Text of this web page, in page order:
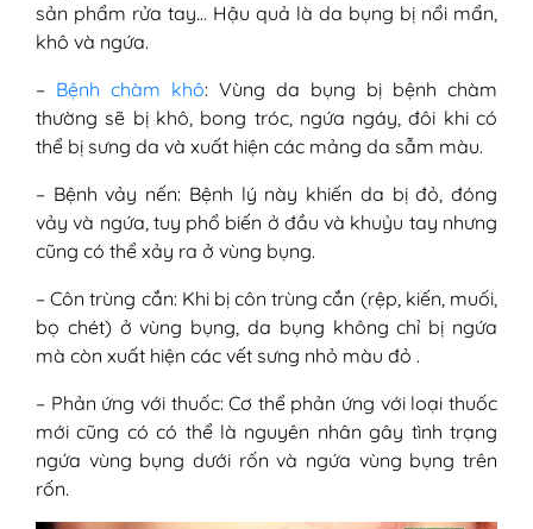
sản phẩm rửa tay… Hậu quả là da bụng bị nổi mẩn,
khô và ngứa.
– Bệnh chàm khô: Vùng da bụng bị bệnh chàm
thường sẽ bị khô, bong tróc, ngứa ngáy, đôi khi có
thể bị sưng da và xuất hiện các mảng da sẫm màu.
– Bệnh vảy nến: Bệnh lý này khiến da bị đỏ, đóng
vảy và ngứa, tuy phổ biến ở đầu và khuỷu tay nhưng
cũng có thể xảy ra ở vùng bụng.
– Côn trùng cắn: Khi bị côn trùng cắn (rệp, kiến, muối,
bọ chét) ở vùng bụng, da bụng không chỉ bị ngứa
mà còn xuất hiện các vết sưng nhỏ màu đỏ .
– Phản ứng với thuốc: Cơ thể phản ứng với loại thuốc
mới cũng có có thể là nguyên nhân gây tình trạng
ngứa vùng bụng dưới rốn và ngứa vùng bụng trên
rốn.